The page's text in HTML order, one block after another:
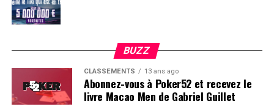
BUZZ
CLASSEMENTS 13 ans ago
Abonnez-vous à Poker52 et recevez le
livre Macao Men de Gabriel Guillet